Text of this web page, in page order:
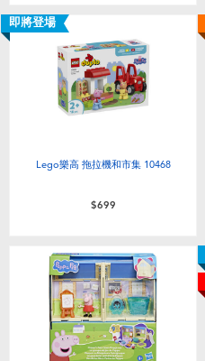
即將登場
Lego樂高 拖拉機和市集 10468
$699